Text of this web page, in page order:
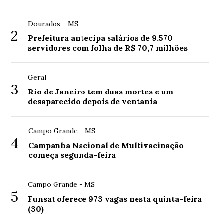
2
Dourados - MS
Prefeitura antecipa salários de 9.570
servidores com folha de R$ 70,7 milhões
3
Geral
Rio de Janeiro tem duas mortes e um
desaparecido depois de ventania
4
Campo Grande - MS
Campanha Nacional de Multivacinação
começa segunda-feira
5
Campo Grande - MS
Funsat oferece 973 vagas nesta quinta-feira
(30)